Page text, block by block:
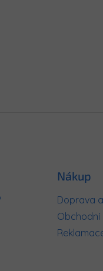
Nákup
Doprava
Obchodní